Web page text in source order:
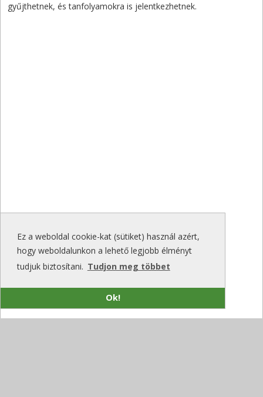
Ez a weboldal cookie-kat (sütiket) használ azért,
hogy weboldalunkon a lehető legjobb élményt
tudjuk biztosítani. Tudjon meg többet
Ok!
gyűjthetnek, és tanfolyamokra is jelentkezhetnek.